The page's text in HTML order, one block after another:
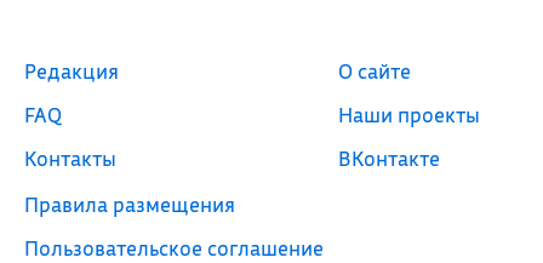
Редакция
FAQ
Контакты
Правила размещения
Пользовательское соглашение
О сайте
Наши проекты
ВКонтакте